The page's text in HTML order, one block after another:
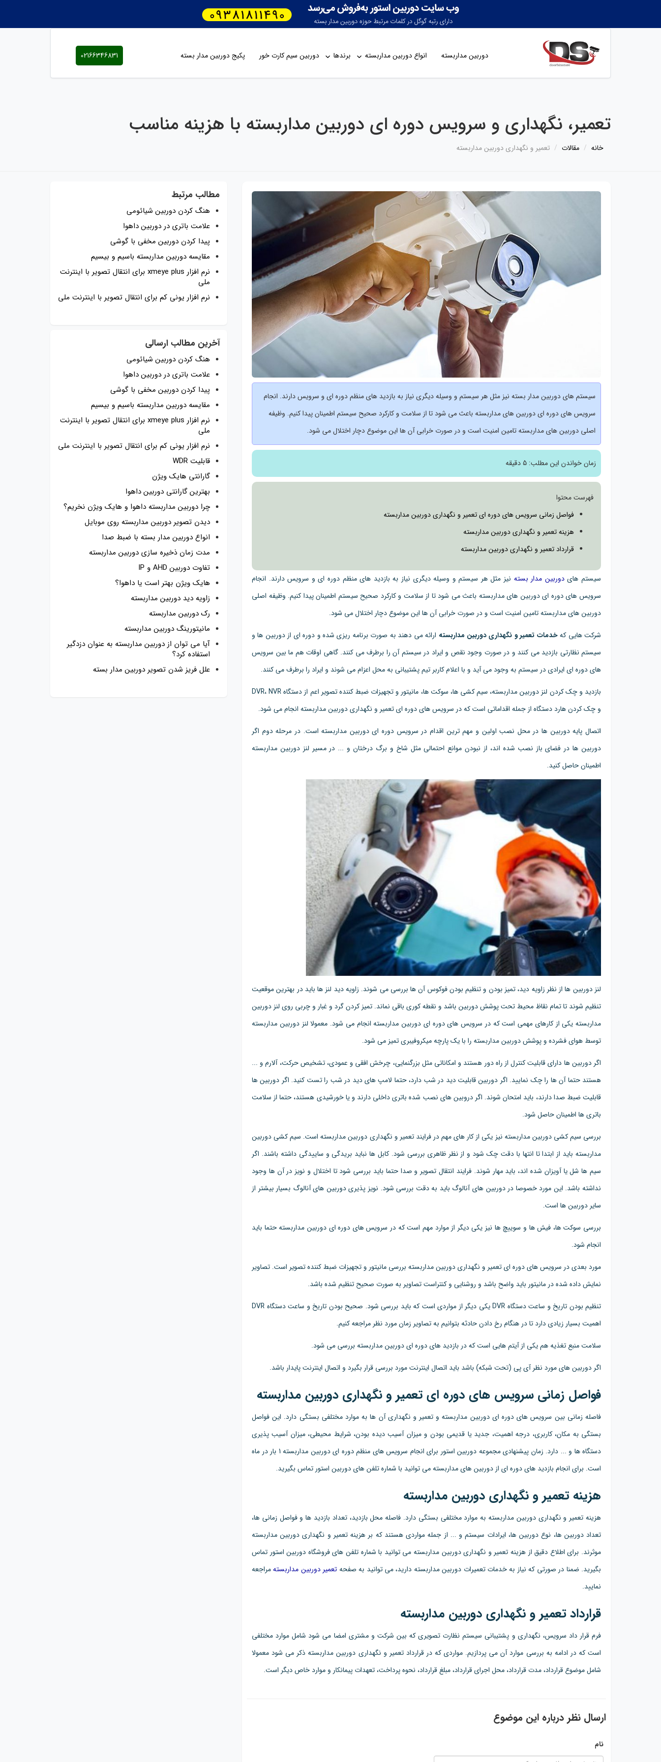
دوربین مداربسته انواع دوربین مداربسته برندها دوربین سیم کارت خور پکیج دوربین مدار بسته 02166346831
تعمیر، نگهداری و سرویس دوره ای دوربین مداربسته با هزینه مناسب
خانه مقالات تعمیر و نگهداری دوربین مداربسته
سیستم های دوربین مدار بسته نیز مثل هر سیستم و وسیله دیگری نیاز به بازدید های منظم دوره ای و سرویس دارند. انجام
سرویس های دوره ای دوربین های مداربسته باعث می شود تا از سلامت و کارکرد صحیح سیستم اطمینان پیدا کنیم. وظیفه
اصلی دوربین های مداربسته تامین امنیت است و در صورت خرابی آن ها این موضوع دچار اختلال می شود.
زمان خواندن این مطلب: 5 دقیقه
فهرست محتوا
فواصل زمانی سرویس های دوره ای تعمیر و نگهداری دوربین مداربسته
هزینه تعمیر و نگهداری دوربین مداربسته
قرارداد تعمیر و نگهداری دوربین مداربسته
سیستم هایدوربین مدار بسته نیز مثل هر سیستم و وسیله دیگری نیاز به بازدید های منظم دوره ای و سرویس دارند. انجام
سرویس های دوره ای دوربین های مداربسته باعث می شود تا از سلامت و کارکرد صحیح سیستم اطمینان پیدا کنیم. وظیفه اصلی
دوربین های مداربسته تامین امنیت است و در صورت خرابی آن ها این موضوع دچار اختلال می شود.
شرکت هایی کهخدمات تعمیر و نگهداری دوربین مداربسته ارائه می دهند به صورت برنامه ریزی شده و دوره ای از دوربین ها و
سیستم نظارتی بازدید می کنند و در صورت وجود نقص و ایراد در سیستم آن را برطرف می کنند. گاهی اوقات هم ما بین سرویس
های دوره ای ایرادی در سیستم به وجود می آید و با اعلام کاربر تیم پشتیبانی به محل اعزام می شوند و ایراد را برطرف می کنند.
بازدید و چک کردن لنز دوربین مداربسته، سیم کشی ها، سوکت ها، مانیتور و تجهیزات ضبط کننده تصویر اعم از دستگاه DVR، NVR
و چک کردن هارد دستگاه از جمله اقداماتی است که در سرویس های دوره ای تعمیر و نگهداری دوربین مداربسته انجام می شود.
اتصال پایه دوربین ها در محل نصب اولین و مهم ترین اقدام در سرویس دوره ای دوربین مداربسته است. در مرحله دوم اگر
دوربین ها در فضای باز نصب شده اند، از نبودن موانع احتمالی مثل شاخ و برگ درختان و ... در مسیر لنز دوربین مداربسته
اطمینان حاصل کنید.
لنز دوربین ها از نظر زاویه دید، تمیز بودن و تنظیم بودن فوکوس آن ها بررسی می شوند. زاویه دید لنز ها باید در بهترین موقعیت
تنظیم شوند تا تمام نقاظ محیط تحت پوشش دوربین باشد و نقطه کوری باقی نماند. تمیز کردن گرد و غبار و چربی روی لنز دوربین
مداربسته یکی از کارهای مهمی است که در سرویس های دوره ای دوربین مداربسته انجام می شود. معمولا لنز دوربین مداربسته
توسط هوای فشرده و پوشش دوربین مداربسته را با یک پارچه میکروفیبری تمیز می شود.
اگر دوربین ها دارای قابلیت کنترل از راه دور هستند و امکاناتی مثل بزرگنمایی، چرخش افقی و عمودی، تشخیص حرکت، آلارم و ...
هستند حتما آن ها را چک نمایید. اگر دوربین قابلیت دید در شب دارد، حتما لامپ های دید در شب را تست کنید. اگر دوربین ها
قابلیت ضبط صدا دارند، باید امتحان شوند. اگر دروبین های نصب شده باتری داخلی دارند و یا خورشیدی هستند، حتما از سلامت
باتری ها اطمینان حاصل شود.
بررسی سیم کشی دوربین مداربسته نیز یکی از کار های مهم در فرایند تعمیر و نگهداری دوربین مداربسته است. سیم کشی دوربین
مداربسته باید از ابتدا تا انتها با دقت چک شود و از نظر ظاهری بررسی شود. کابل ها نباید بریدگی و ساییدگی داشته باشند. اگر
سیم ها شل یا آویزان شده اند، باید مهار شوند. فرایند انتقال تصویر و صدا حتما باید بررسی شود تا اختلال و نویز در آن ها وجود
نداشته باشد. این مورد خصوصا در دوربین های آنالوگ باید به دقت بررسی شود. نویز پذیری دوربین های آنالوگ بسیار بیشتر از
سایر دوربین ها است.
بررسی سوکت ها، فیش ها و سوییچ ها نیز یکی دیگر از موارد مهم است که در سرویس های دوره ای دوربین مداربسته حتما باید
انجام شود.
مورد بعدی در سرویس های دوره ای تعمیر و نگهداری دوربین مداربسته بررسی مانیتور و تجهیزات ضبط کننده تصویر است. تصاویر
نمایش داده شده در مانیتور باید واضح باشد و روشنایی و کنتراست تصاویر به صورت صحیح تنظیم شده باشد.
تنظیم بودن تاریخ و ساعت دستگاه DVR یکی دیگر از مواردی است که باید بررسی شود. صحیح بودن تاریخ و ساعت دستگاه DVR
اهمیت بسیار زیادی دارد تا در هنگام رخ دادن حادثه بتوانیم به تصاویر زمان مورد نظر مراجعه کنیم.
سلامت منبع تغذیه هم یکی از آیتم هایی است که در بازدید های دوره ای دوربین مداربسته بررسی می شود.
اگر دوربین های مورد نظر آی پی (تحت شبکه) باشد باید اتصال اینترنت مورد بررسی قرار بگیرد و اتصال اینترنت پایدار باشد.
فواصل زمانی سرویس های دوره ای تعمیر و نگهداری دوربین مداربسته
فاصله زمانی بین سرویس های دوره ای دوربین مداربسته و تعمیر و نگهداری آن ها به موارد مختلفی بستگی دارد. این فواصل
بستگی به مکان، کاربری، درجه اهمیت، جدید یا قدیمی بودن و میزان آسیب دیده بودن، شرایط محیطی، میزان آسیب پذیری
دستگاه ها و ... دارد. زمان پیشنهادی مجموعه دوربین استور برای انجام سرویس های منظم دوره ای دوربین مداربسته 1 بار در ماه
است. برای انجام بازدید های دوره ای از دوربین های مداربسته می توانید با شماره تلفن های دوربین استور تماس بگیرید.
هزینه تعمیر و نگهداری دوربین مداربسته
هزینه تعمیر و نگهداری دوربین مداربسته به موارد مختلفی بستگی دارد. فاصله محل بازدید، تعداد بازدید ها و فواصل زمانی ها،
تعداد دوربین ها، نوع دوربین ها، ایرادات سیستم و ... از جمله مواردی هستند که بر هزینه تعمیر و نگهداری دوربین مداربسته
موثرند. برای اطلاع دقیق از هزینه تعمیر و نگهداری دوربین مداربسته می توانید با شماره تلفن های فروشگاه دوربین استور تماس
بگیرید. ضمنا در صورتی که نیاز به خدمات تعمیرات دوربین مداربسته دارید، می توانید به صفحه تعمیر دوربین مداربستهمراجعه
نمایید.
قرارداد تعمیر و نگهداری دوربین مداربسته
فرم قرار داد سرویس، نگهداری و پشتیبانی سیستم نظارت تصویری که بین شرکت و مشتری امضا می شود شامل موارد مختلفی
است که در ادامه به بررسی موارد آن می پردازیم. مواردی که در قرارداد تعمیر و نگهداری دوربین مداربسته ذکر می شود معمولا
شامل موضوع قرارداد، مدت قرارداد، محل اجرای قرارداد، مبلغ قرارداد، نحوه پرداخت، تعهدات پیمانکار و موارد خاص دیگر است.
ارسال نظر درباره این موضوع
نام
مطالب مرتبط
هنگ کردن دوربین شیائومی
علامت باتری در دوربین داهوا
پیدا کردن دوربین مخفی با گوشی
مقایسه دوربین مداربسته باسیم و بیسیم
نرم افزار xmeye plus برای انتقال تصویر با اینترنت
ملی
نرم افزار یونی کم برای انتقال تصویر با اینترنت ملی
آخرین مطالب ارسالی
هنگ کردن دوربین شیائومی
علامت باتری در دوربین داهوا
پیدا کردن دوربین مخفی با گوشی
مقایسه دوربین مداربسته باسیم و بیسیم
نرم افزار xmeye plus برای انتقال تصویر با اینترنت
ملی
نرم افزار یونی کم برای انتقال تصویر با اینترنت ملی
قابلیت WDR
گارانتی هایک ویژن
بهترین گارانتی دوربین داهوا
چرا دوربین مداربسته داهوا و هایک ویژن نخریم؟
دیدن تصویر دوربین مداربسته روی موبایل
انواع دوربین مدار بسته با ضبط صدا
مدت زمان ذخیره سازی دوربین مداربسته
تفاوت دوربین AHD و IP
هایک ویژن بهتر است یا داهوا؟
زاویه دید دوربین مداربسته
رک دوربین مداربسته
مانیتورینگ دوربین مداربسته
آیا می توان از دوربین مداربسته به عنوان دزدگیر
استفاده کرد؟
علل فریز شدن تصویر دوربین مدار بسته